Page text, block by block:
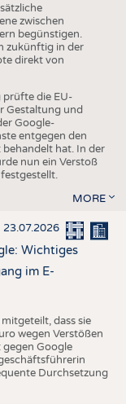
zwischen
begünstigen.
zukünftig in der
direkt von
prüfte die EU-
Gestaltung und
Google-
entgegen den
hat. In der
nun ein Verstoß
MORE
23.07.2026
Wichtiges
im E-
dass sie
wegen Verstößen
Google
Durchsetzung